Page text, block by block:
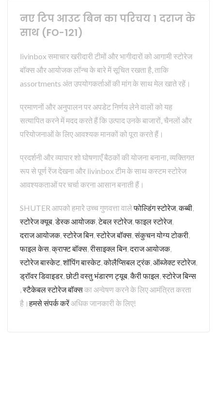
नए टिप आउट बिन का परिचय 1 दराज के
साथ (FO-121)
livinbox समाचार खरीदारी टीमों और भागीदारों को आगामी स्टोरेज
बॉक्स और आयोजक लॉन्च के बारे में सूचित रखता है, ताकि
assortments अंत उपयोगकर्ताओं की मांग के साथ मेल खाते रहें।
प्रमाणनों और अनुपालन पर अपडेट निर्णय लेने वालों को यह
सत्यापित करने में मदद करते हैं कि उत्पाद उनके बाजारों, चैनलों और
परियोजनाओं के लिए आवश्यक मानकों को पूरा करते हैं।
प्रदर्शनी और व्यापार शो घोषणाएँ बैठकों की योजना बनाना, व्यक्तिगत
रूप से पूर्ण रेंज देखना और livinbox टीम के साथ कस्टम स्टोरेज
आवश्यकताओं पर चर्चा करना आसान बनाती हैं।
SHUTER आपको हमारे उच्च गुणवत्ता वालेफोल्डिंग स्टोरेज,कब्बी,
स्टोरेज क्यूब,डेस्क आयोजक,टेबल स्टोरेज,फाइल स्टोरेज,
दराज आयोजक,स्टोरेज बिन,स्टोरेज बॉक्स,संकुचन योग्य टोकरी,
फाइल केस,क्राफ्ट बॉक्स,रीसाइक्ल बिन,दराज आयोजक,
स्टोरेज बास्केट,शॉपिंग बास्केट,कोलैप्सिबल ट्रंक,ऑब्जेक्ट स्टोरेज,
ड्रॉवर डिवाइडर,छोटी वस्तु भंडारण ट्यूब,कैरी फाइल,स्टोरेज बिन्स
,स्टैकेबल स्टोरेज बॉक्सका अन्वेषण करने के लिए आमंत्रित करता
है।हमसे संपर्क करेंअधिक जानकारी के लिए!